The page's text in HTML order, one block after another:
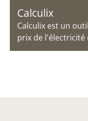
Calculix
Calculix est un
prix de l'électricité